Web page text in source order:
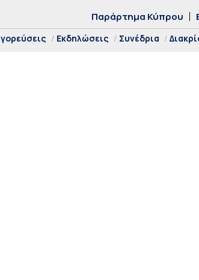
Παράρτημα Κύπρου
Εκδηλώσεις Συνέδρια